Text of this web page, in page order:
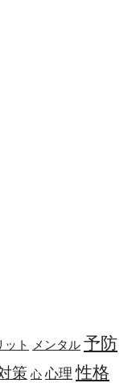
ット メンタル 予防
策 心 心理 性格